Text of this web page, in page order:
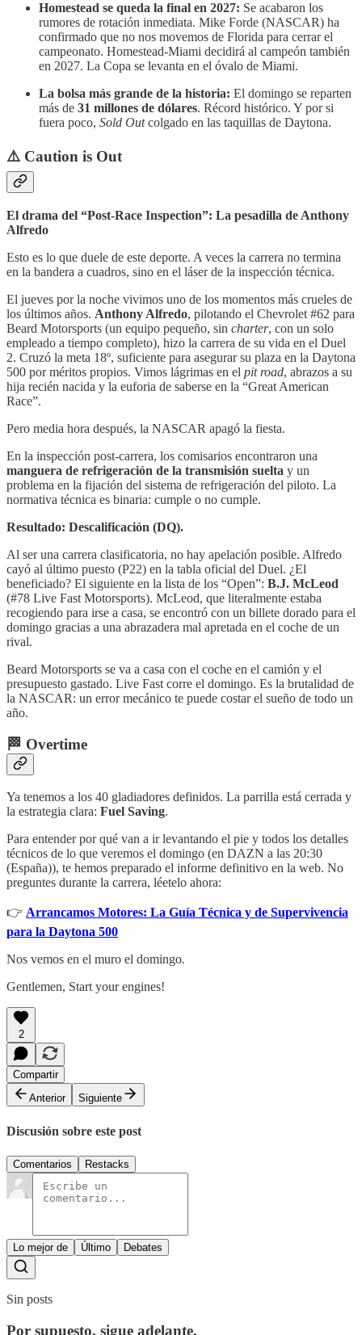
Homestead se queda la final en 2027: Se acabaron los
rumores de rotación inmediata. Mike Forde (NASCAR) ha
confirmado que no nos movemos de Florida para cerrar el
campeonato. Homestead-Miami decidirá al campeón también
en 2027. La Copa se levanta en el óvalo de Miami.
La bolsa más grande de la historia: El domingo se reparten
más de 31 millones de dólares. Récord histórico. Y por si
fuera poco, Sold Outcolgado en las taquillas de Daytona.
⚠️ Caution is Out
El drama del “Post-Race Inspection”: La pesadilla de Anthony
Alfredo
Esto es lo que duele de este deporte. A veces la carrera no termina
en la bandera a cuadros, sino en el láser de la inspección técnica.
El jueves por la noche vivimos uno de los momentos más crueles de
los últimos años. Anthony Alfredo, pilotando el Chevrolet #62 para
Beard Motorsports (un equipo pequeño, sin charter, con un solo
empleado a tiempo completo), hizo la carrera de su vida en el Duel
2. Cruzó la meta 18º, suficiente para asegurar su plaza en la Daytona
500 por méritos propios. Vimos lágrimas en el pit road, abrazos a su
hija recién nacida y la euforia de saberse en la “Great American
Race”.
Pero media hora después, la NASCAR apagó la fiesta.
En la inspección post-carrera, los comisarios encontraron una
manguera de refrigeración de la transmisión suelta y un
problema en la fijación del sistema de refrigeración del piloto. La
normativa técnica es binaria: cumple o no cumple.
Resultado: Descalificación (DQ).
Al ser una carrera clasificatoria, no hay apelación posible. Alfredo
cayó al último puesto (P22) en la tabla oficial del Duel. ¿El
beneficiado? El siguiente en la lista de los “Open”: B.J. McLeod
(#78 Live Fast Motorsports). McLeod, que literalmente estaba
recogiendo para irse a casa, se encontró con un billete dorado para el
domingo gracias a una abrazadera mal apretada en el coche de un
rival.
Beard Motorsports se va a casa con el coche en el camión y el
presupuesto gastado. Live Fast corre el domingo. Es la brutalidad de
la NASCAR: un error mecánico te puede costar el sueño de todo un
año.
🏁 Overtime
Ya tenemos a los 40 gladiadores definidos. La parrilla está cerrada y
la estrategia clara: Fuel Saving.
Para entender por qué van a ir levantando el pie y todos los detalles
técnicos de lo que veremos el domingo (en DAZN a las 20:30
(España)), te hemos preparado el informe definitivo en la web. No
preguntes durante la carrera, léetelo ahora:
👉 Arrancamos Motores: La Guía Técnica y de Supervivencia
para la Daytona 500
Nos vemos en el muro el domingo.
Gentlemen, Start your engines!
2
Compartir
Anterior
Siguiente
Discusión sobre este post
Comentarios Restacks
Lo mejor de Último Debates
Sin posts
Por supuesto, sigue adelante.